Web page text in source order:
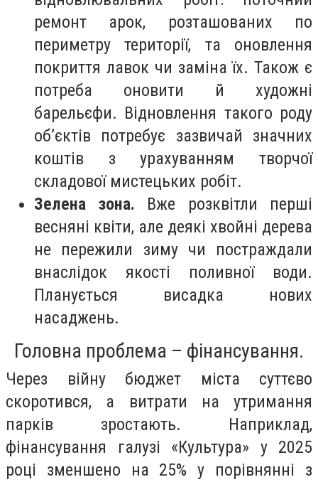
ремонт арок, розташованих по
периметру території, та оновлення
покриття лавок чи заміна їх. Також є
потреба оновити й художні
барельєфи. Відновлення такого роду
об’єктів потребує зазвичай значних
коштів з урахуванням творчої
складової мистецьких робіт.
Зелена зона. Вже розквітли перші
весняні квіти, але деякі хвойні дерева
не пережили зиму чи постраждали
внаслідок якості поливної води.
Планується висадка нових
насаджень.
Головна проблема – фінансування.
Через війну бюджет міста суттєво
скоротився, а витрати на утримання
парків зростають. Наприклад,
фінансування галузі «Культура» у 2025
році зменшено на 25% у порівнянні з